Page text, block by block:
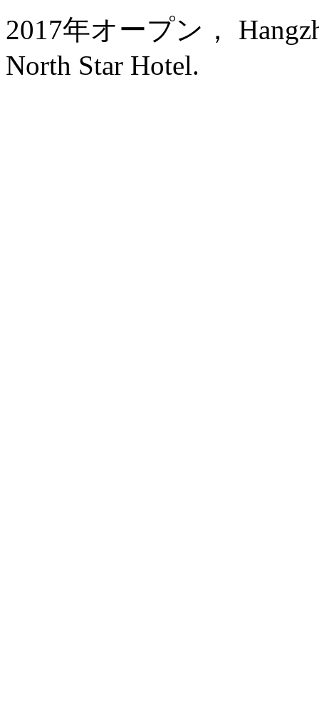
2017年オープン，
North Star Hotel.